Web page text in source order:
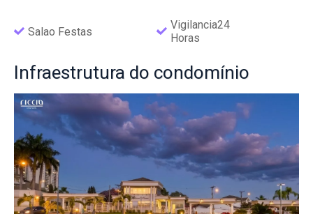
Salao Festas
Vigilancia24
Horas
Infraestrutura do condomínio